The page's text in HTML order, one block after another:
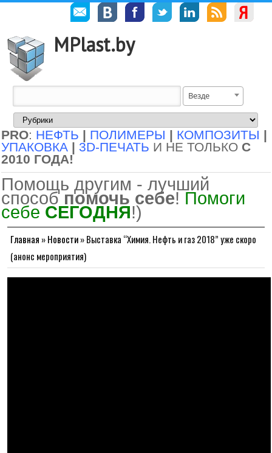
MPlast.by
Везде
PRO: НЕФТЬ | ПОЛИМЕРЫ | КОМПОЗИТЫ |
УПАКОВКА | 3D-ПЕЧАТЬ И НЕ ТОЛЬКО С
2010 ГОДА!
Помощь другим - лучший
способ помочь себе! Помоги
себе СЕГОДНЯ!)
Главная »Новости»Выставка “Химия. Нефть и газ 2018” уже скоро
(анонс мероприятия)